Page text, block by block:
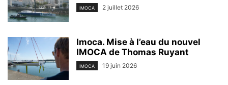
IMOCA 2 juillet 2026
Imoca. Mise à l’eau du nouvel
IMOCA de Thomas Ruyant
IMOCA 19 juin 2026